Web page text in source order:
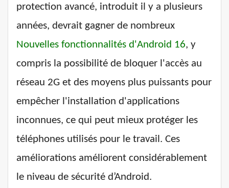
protection avancé, introduit il y a plusieurs
années, devrait gagner de nombreux
Nouvelles fonctionnalités d'Android 16, y
compris la possibilité de bloquer l'accès au
réseau 2G et des moyens plus puissants pour
empêcher l'installation d'applications
inconnues, ce qui peut mieux protéger les
téléphones utilisés pour le travail. Ces
améliorations améliorent considérablement
le niveau de sécurité d’Android.